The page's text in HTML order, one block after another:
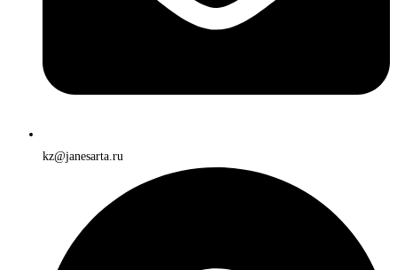
kz@janesarta.ru